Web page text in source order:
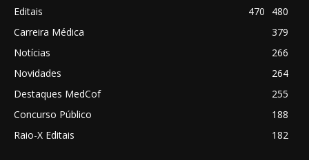
480
Editais
470
Carreira Médica
379
Notícias
266
Novidades
264
Destaques MedCof
255
Concurso Público
188
Raio-X Editais
182